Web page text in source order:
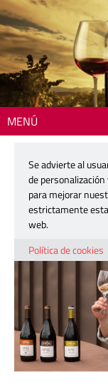
MENÚ
1131-1200
5 febrero, 2026
Se advierte al
de
para mejorar
estrictamente
web.
Política de cookies